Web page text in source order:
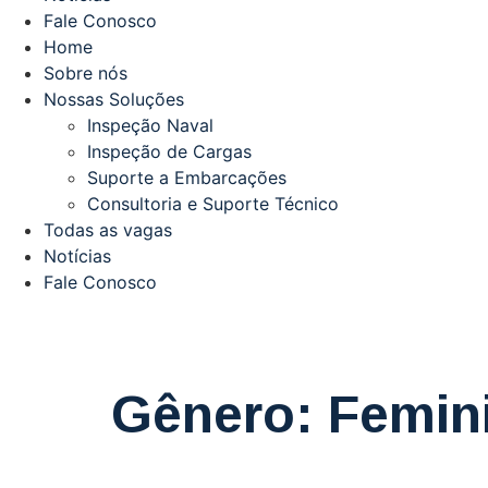
Fale Conosco
Home
Sobre nós
Nossas Soluções
Inspeção Naval
Inspeção de Cargas
Suporte a Embarcações
Consultoria e Suporte Técnico
Todas as vagas
Notícias
Fale Conosco
Gênero: